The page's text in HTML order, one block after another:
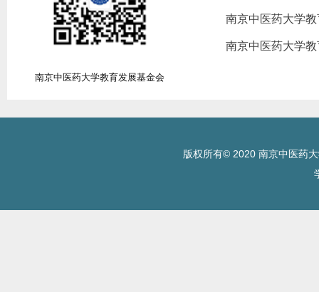
南京中医药大学教育发展基金会
南京中医药大学
南京中医药大学
版权所有© 2020 南京中医药